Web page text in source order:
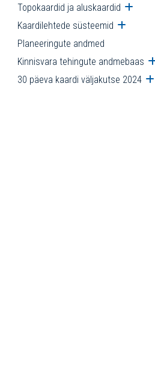
Topokaardid ja aluskaardid Ava
Kaardilehtede süsteemid Ava
Planeeringute andmed
Kinnisvara tehingute andmebaas
30 päeva kaardi väljakutse 2024